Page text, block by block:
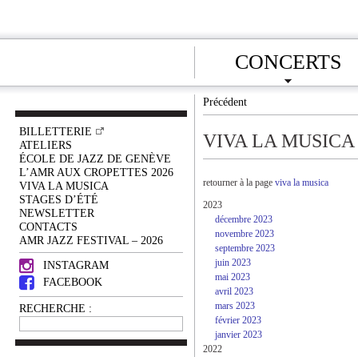
CONCERTS
BILLETTERIE
ATELIERS
ÉCOLE DE JAZZ DE GENÈVE
L’AMR AUX CROPETTES 2026
VIVA LA MUSICA
STAGES D’ÉTÉ
NEWSLETTER
CONTACTS
AMR JAZZ FESTIVAL – 2026
INSTAGRAM
FACEBOOK
RECHERCHE :
Précédent
VIVA LA MUSICA
retourner à la page viva la musica
2023
décembre 2023
novembre 2023
septembre 2023
juin 2023
mai 2023
avril 2023
mars 2023
février 2023
janvier 2023
2022